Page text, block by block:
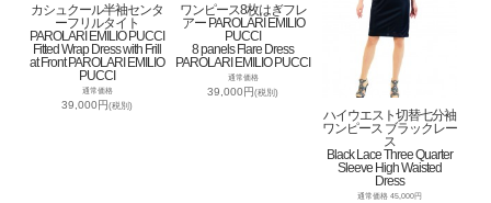
カシュクール半袖センタ
ーフリルタイト
PAROLARI EMILIO PUCCI
Fitted Wrap Dress with Frill
at Front PAROLARI EMILIO
PUCCI
通常価格
39,000円(税別)
ワンピース8枚はぎフレ
アー PAROLARI EMILIO
PUCCI
8 panels Flare Dress
PAROLARI EMILIO PUCCI
通常価格
39,000円(税別)
ハイウエスト切替七分袖
ワンピース ブラックレー
ス
Black Lace Three Quarter
Sleeve High Waisted
Dress
通常価格 45,000円